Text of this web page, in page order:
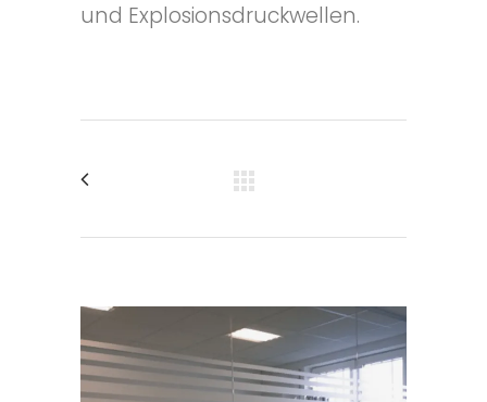
und Explosionsdruckwellen.